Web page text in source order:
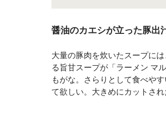
醤油のカエシが立った豚出
大量の豚肉を炊いたスープに
る旨甘スープが「ラーメン マ
もがな。さらりとして食べや
て欲しい。大きめにカットさ